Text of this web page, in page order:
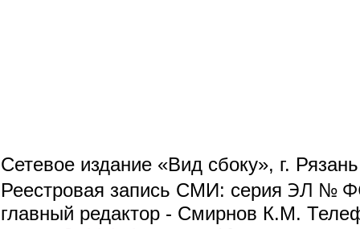
Сетевое издание «Вид сбоку», г.
Реестровая запись СМИ: серия ЭЛ №
главный редактор - Смирнов К.М.